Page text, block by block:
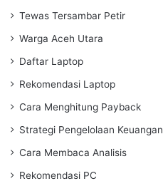
Tewas Tersambar Petir
Warga Aceh Utara
Daftar Laptop
Rekomendasi Laptop
Cara Menghitung Payback
Strategi Pengelolaan Keuangan
Cara Membaca Analisis
Rekomendasi PC